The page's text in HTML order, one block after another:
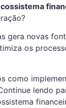
gera novas
os
como
lendo